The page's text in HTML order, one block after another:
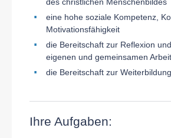
des christlichen Menschenbildes
eine hohe soziale Kompetenz,
Motivationsfähigkeit
die Bereitschaft zur Reflexion
eigenen und gemeinsamen Arbeit
die Bereitschaft zur Weiterbildung
Ihre Aufgaben: